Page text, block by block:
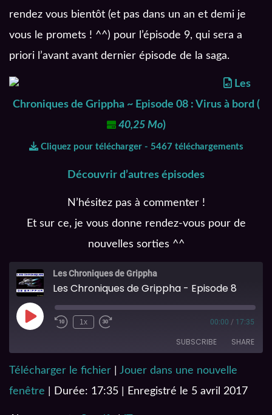
rendez vous bientôt (et pas dans un an et demi je
vous le promets ! ^^) pour l’épisode 9, qui sera a
priori l’avant avant dernier épisode de la saga.
Les
Chroniques de Grippha ~ Episode 08 : Virus à bord (
40,25 Mo)
Cliquez pour télécharger - 5467 téléchargements
Découvrir d’autres épisodes
N’hésitez pas à commenter !
Et sur ce, je vous donne rendez-vous pour de
nouvelles sorties ^^
Les Chroniques de Grippha
Les Chroniques de Grippha - Episode 8
1x 00:00 / 17:35
SUBSCRIBE SHARE
RSS FEED
Télécharger le fichier
Jouer dans une nouvelle
fenêtre
Durée: 17:35 Enregistré le 5 avril 2017